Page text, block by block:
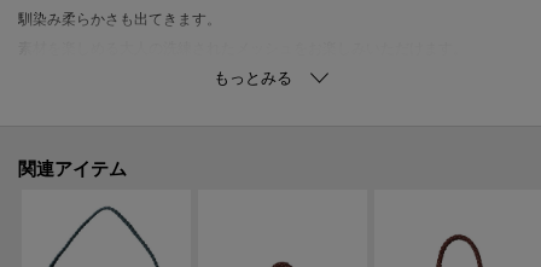
馴染み柔らかさも出てきます。
華奢なショルダーバッグは、別売りのボルトをお使いいただくとワードロー
●ポケット：なし
※内側には取り外し可能なボトムパーツがついています。
関連アイテム